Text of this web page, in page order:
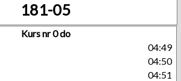
181-05
Kurs nr 0 do
04:49
04:50
04:51